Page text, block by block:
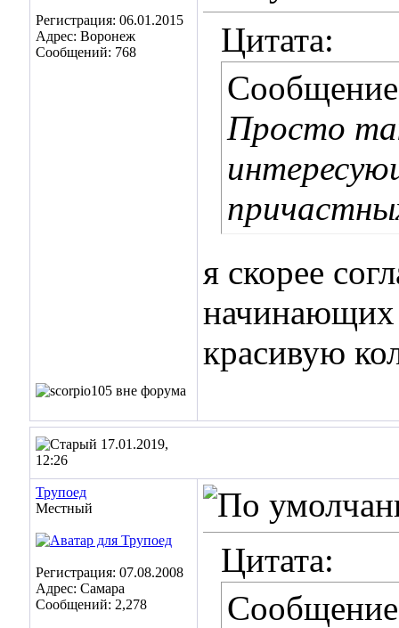
Регистрация: 06.01.2015
Адрес: Воронеж
Сообщений: 768
Цитата:
Просто
я скорее
начинающих
красивую
17.01.2019,
12:26
Трупоед
Местный
Регистрация: 07.08.2008
Адрес: Самара
Сообщений: 2,278
Цитата: